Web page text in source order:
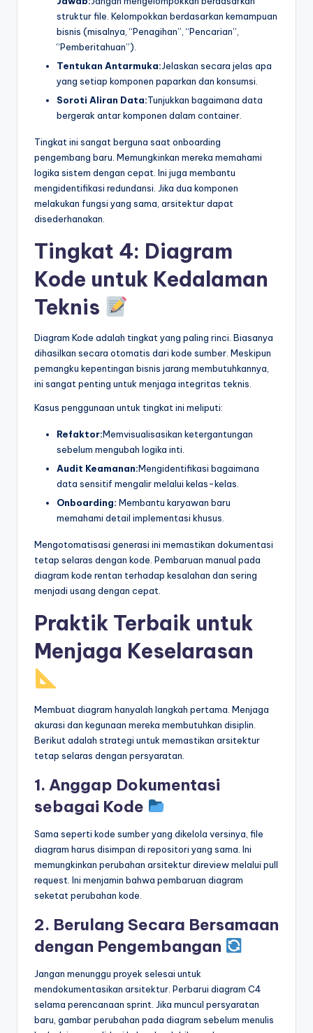
struktur file. Kelompokkan berdasarkan kemampuan
bisnis (misalnya, “Penagihan”, “Pencarian”,
“Pemberitahuan”).
Tentukan Antarmuka:Jelaskan secara jelas apa
yang setiap komponen paparkan dan konsumsi.
Soroti Aliran Data:Tunjukkan bagaimana data
bergerak antar komponen dalam container.
Tingkat ini sangat berguna saat onboarding
pengembang baru. Memungkinkan mereka memahami
logika sistem dengan cepat. Ini juga membantu
mengidentifikasi redundansi. Jika dua komponen
melakukan fungsi yang sama, arsitektur dapat
disederhanakan.
Tingkat 4: Diagram
Kode untuk Kedalaman
Teknis
Diagram Kode adalah tingkat yang paling rinci. Biasanya
dihasilkan secara otomatis dari kode sumber. Meskipun
pemangku kepentingan bisnis jarang membutuhkannya,
ini sangat penting untuk menjaga integritas teknis.
Kasus penggunaan untuk tingkat ini meliputi:
Refaktor:Memvisualisasikan ketergantungan
sebelum mengubah logika inti.
Audit Keamanan:Mengidentifikasi bagaimana
data sensitif mengalir melalui kelas-kelas.
Onboarding: Membantu karyawan baru
memahami detail implementasi khusus.
Mengotomatisasi generasi ini memastikan dokumentasi
tetap selaras dengan kode. Pembaruan manual pada
diagram kode rentan terhadap kesalahan dan sering
menjadi usang dengan cepat.
Praktik Terbaik untuk
Menjaga Keselarasan
Membuat diagram hanyalah langkah pertama. Menjaga
akurasi dan kegunaan mereka membutuhkan disiplin.
Berikut adalah strategi untuk memastikan arsitektur
tetap selaras dengan persyaratan.
1. Anggap Dokumentasi
sebagai Kode
Sama seperti kode sumber yang dikelola versinya, file
diagram harus disimpan di repositori yang sama. Ini
memungkinkan perubahan arsitektur direview melalui pull
request. Ini menjamin bahwa pembaruan diagram
seketat perubahan kode.
2. Berulang Secara Bersamaan
dengan Pengembangan
Jangan menunggu proyek selesai untuk
mendokumentasikan arsitektur. Perbarui diagram C4
selama perencanaan sprint. Jika muncul persyaratan
baru, gambar perubahan pada diagram sebelum menulis